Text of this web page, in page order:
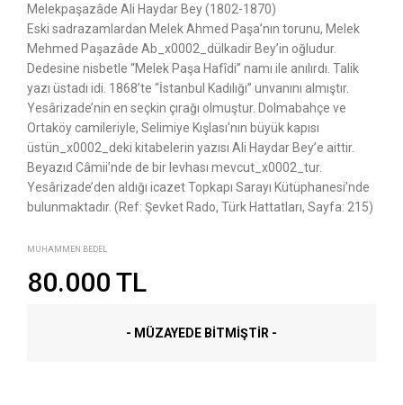
Melekpaşazâde Ali Haydar Bey (1802-1870)
Eski sadrazamlardan Melek Ahmed Paşa’nın torunu, Melek
Mehmed Paşazâde Ab_x0002_dülkadir Bey’in oğludur.
Dedesine nisbetle “Melek Paşa Hafîdi” namı ile anılırdı. Talik
yazı üstadı idi. 1868’te “İstanbul Kadılığı” unvanını almıştır.
Yesârizade’nin en seçkin çırağı olmuştur. Dolmabahçe ve
Ortaköy camileriyle, Selimiye Kışlası’nın büyük kapısı
üstün_x0002_deki kitabelerin yazısı Ali Haydar Bey’e aittir.
Beyazıd Câmii’nde de bir levhası mevcut_x0002_tur.
Yesârizade’den aldığı icazet Topkapı Sarayı Kütüphanesi’nde
bulunmaktadır. (Ref: Şevket Rado, Türk Hattatları, Sayfa: 215)
MUHAMMEN BEDEL
80.000 TL
- MÜZAYEDE BITMIŞTIR -